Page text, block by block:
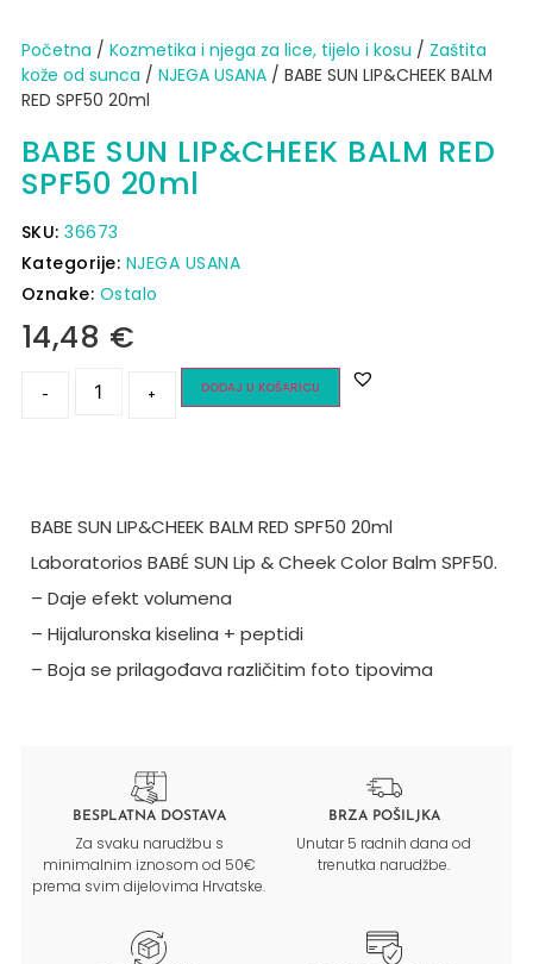
Početna / Kozmetika i njega za lice, tijelo i kosu / Zaštita
kože od sunca​ / NJEGA USANA/ BABE SUN LIP&CHEEK BALM
RED SPF50 20ml
BABE SUN LIP&CHEEK BALM RED
SPF50 20ml
SKU:36673
Kategorije: NJEGA USANA
Oznake: Ostalo
14,48 €
- + DODAJ U KOŠARICU
BABE SUN LIP&CHEEK BALM RED SPF50 20ml
Laboratorios BABÉ SUN Lip & Cheek Color Balm SPF50.
– Daje efekt volumena
– Hijaluronska kiselina + peptidi
– Boja se prilagođava različitim foto tipovima
BESPLATNA DOSTAVA
Za svaku narudžbu s
minimalnim iznosom od 50€
prema svim dijelovima Hrvatske.
BRZA POŠILJKA
Unutar 5 radnih dana od
trenutka narudžbe.